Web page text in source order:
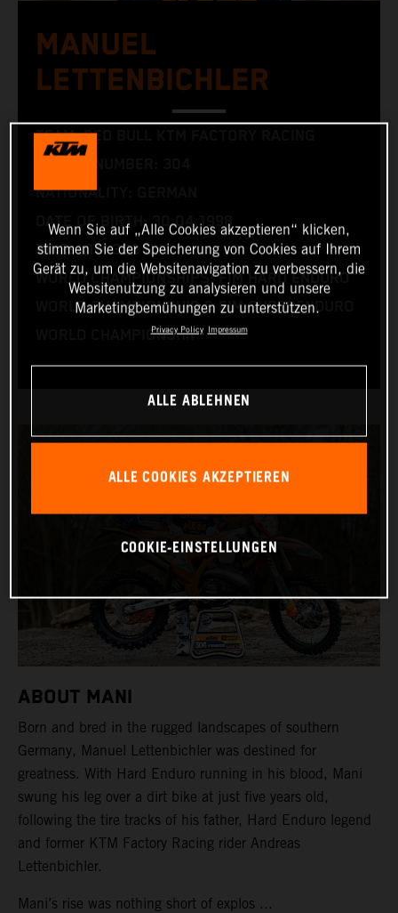
MANUEL
LETTENBICHLER
TEAM: RED BULL KTM FACTORY RACING
NATIONALITY: GERMAN
DATE OF BIRTH: 30.04.1998
BIKE: KTM 300 EXC
WORLD CHAMPIONSHIPS: FIM HARD ENDURO
WORLD CHAMPIONSHIP & FIM SUPERENDURO
WORLD CHAMPIONSHIP
ABOUT MANI
Born and bred in the rugged landscapes of southern
Germany, Manuel Lettenbichler was destined for
greatness. With Hard Enduro running in his blood, Mani
swung his leg over a dirt bike at just five years old,
following the tire tracks of his father, Hard Enduro legend
and former KTM Factory Racing rider Andreas
Lettenbichler.
Mani’s rise was nothing short of explos ...
Wenn Sie auf „Alle Cookies akzeptieren“ klicken,
stimmen Sie der Speicherung von Cookies auf Ihrem
Gerät zu, um die Websitenavigation zu verbessern, die
Websitenutzung zu analysieren und unsere
Marketingbemühungen zu unterstützen.
Privacy Policy Impressum
ALLE ABLEHNEN
ALLE COOKIES AKZEPTIEREN
COOKIE-EINSTELLUNGEN